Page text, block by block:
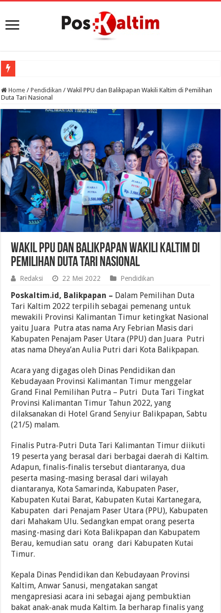
Home / Pendidikan / Wakil PPU dan Balikpapan Wakili Kaltim di Pemilihan
Duta Tari Nasional
Wakil PPU dan Balikpapan Wakili Kaltim di
Pemilihan Duta Tari Nasional
Redaksi 22 Mei 2022 Pendidikan
Poskaltim.id, Balikpapan – Dalam Pemilihan Duta
Tari Kaltim 2022 terpilih sebagai pemenang untuk
mewakili Provinsi Kalimantan Timur ketingkat Nasional
yaitu Juara Putra atas nama Ary Febrian Masis dari
Kabupaten Penajam Paser Utara (PPU) dan Juara Putri
atas nama Dheya’an Aulia Putri dari Kota Balikpapan.
Acara yang digagas oleh Dinas Pendidikan dan
Kebudayaan Provinsi Kalimantan Timur menggelar
Grand Final Pemilihan Putra – Putri Duta Tari Tingkat
Provinsi Kalimantan Timur Tahun 2022, yang
dilaksanakan di Hotel Grand Senyiur Balikpapan, Sabtu
(21/5) malam.
Finalis Putra-Putri Duta Tari Kalimantan Timur diikuti
19 peserta yang berasal dari berbagai daerah di Kaltim.
Adapun, finalis-finalis tersebut diantaranya, dua
peserta masing-masing berasal dari wilayah
diantaranya, Kota Samarinda, Kabupaten Paser,
Kabupaten Kutai Barat, Kabupaten Kutai Kartanegara,
Kabupaten dari Penajam Paser Utara (PPU), Kabupaten
dari Mahakam Ulu. Sedangkan empat orang peserta
masing-masing dari Kota Balikpapan dan Kabupatem
Berau, kemudian satu orang dari Kabupaten Kutai
Timur.
Kepala Dinas Pendidikan dan Kebudayaan Provinsi
Kaltim, Anwar Sanusi, mengatakan sangat
mengapresiasi acara ini sebagai ajang pembuktian
bakat anak-anak muda Kaltim. Ia berharap finalis yang